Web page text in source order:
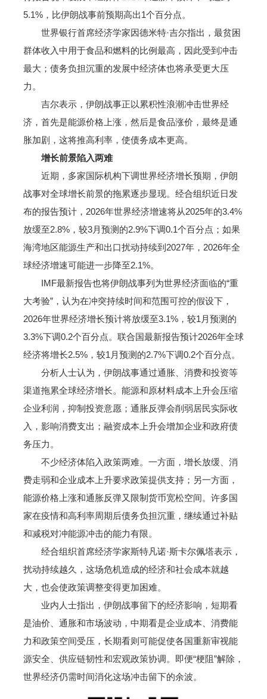
5.1%，比伊朗战事前预期高出1个百分点。
世界银行首席经济学家因德米特·吉尔指出，最贫困
群体收入中用于食品和燃料的比例最高，因此受到冲击
最大；债务负担沉重的发展中经济体也将承受更大压
力。
吉尔表示，伊朗战事正以累积性浪潮冲击世界经
济，首先是能源价格上涨，然后是食品涨价，最终是通
胀加剧，这将推高利率，使债务成本更高。
增长前景陷入两难
近期，多家国际机构下调世界经济增长预期，伊朗
战事对全球增长前景的拖累逐步显现。经合组织近日发
布的报告预计，2026年世界经济增速将从2025年的3.4%
放缓至2.8%，较3月预测的2.9%下调0.1个百分点；如果
海湾地区能源生产和出口扰动持续到2027年，2026年全
球经济增速可能进一步降至2.1%。
IMF最新报告也将伊朗战事列为世界经济面临的“重
大考验”，认为在冲突持续时间和范围可控的假设下，
2026年世界经济增长预计将放缓至3.1%，较1月预测的
3.3%下调0.2个百分点。联合国最新报告预计2026年全球
经济将增长2.5%，较1月预测的2.7%下调0.2个百分点。
分析人士认为，伊朗战事通过通胀、消费和投资等
渠道拖累全球经济增长。能源和原材料成本上升会压缩
企业利润，抑制投资意愿；通胀反弹会削弱居民实际收
入，影响消费支出；融资成本上升会增加企业和政府债
务压力。
不少经济体陷入政策两难。一方面，增长放缓、消
费走弱和企业成本上升要求政策提供支持；另一方面，
能源价格上涨和通胀反弹又限制货币宽松空间。许多国
家在疫情和高利率周期后债务负担沉重，继续通过补贴
和减税对冲能源冲击的能力有限。
经合组织首席经济学家斯特凡诺·斯卡尔佩塔表示，
扰动持续越久，这场危机造成的经济和社会成本就越
大，也会使政策调整变得更加困难。
业内人士指出，伊朗战事留下的经济影响，短期看
是油价、通胀和市场波动，中期看是企业成本、消费能
力和政策空间受压，长期看则可能促使各国重新审视能
源安全、供应链韧性和宏观政策协调。即便“梗阻”解除，
世界经济仍需时间消化这场冲击留下的余波。